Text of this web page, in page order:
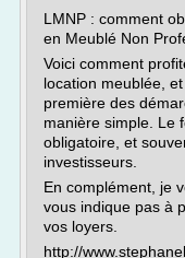
LMNP : comment
en Meublé Non
Voici comment
location meublée,
première des
manière simple. Le
obligatoire, et
investisseurs.
En complément, je
vous indique pas à
vos loyers.
http://